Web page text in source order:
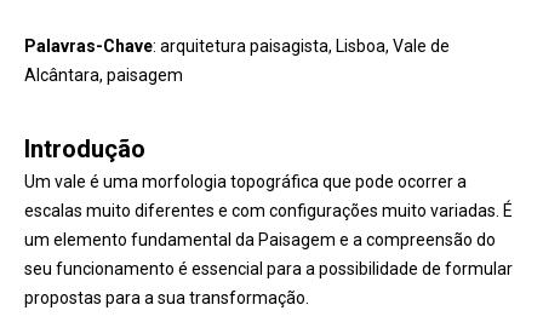
Palavras-Chave: arquitetura paisagista, Lisboa, Vale de
Alcântara, paisagem
Introdução
Um vale é uma morfologia topográfica que pode ocorrer a
escalas muito diferentes e com configurações muito variadas. É
um elemento fundamental da Paisagem e a compreensão do
seu funcionamento é essencial para a possibilidade de formular
propostas para a sua transformação.